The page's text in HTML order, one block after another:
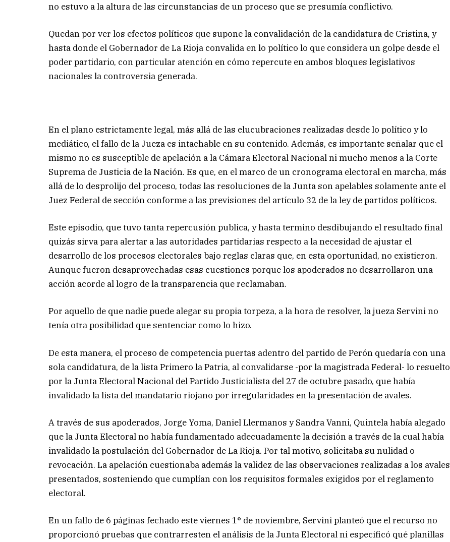
no estuvo a la altura de las circunstancias de un proceso que se presumía conflictivo.
Quedan por ver los efectos políticos que supone la convalidación de la candidatura de Cristina, y
hasta donde el Gobernador de La Rioja convalida en lo político lo que considera un golpe desde el
poder partidario, con particular atención en cómo repercute en ambos bloques legislativos
nacionales la controversia generada.
En el plano estrictamente legal, más allá de las elucubraciones realizadas desde lo político y lo
mediático, el fallo de la Jueza es intachable en su contenido. Además, es importante señalar que el
mismo no es susceptible de apelación a la Cámara Electoral Nacional ni mucho menos a la Corte
Suprema de Justicia de la Nación. Es que, en el marco de un cronograma electoral en marcha, más
allá de lo desprolijo del proceso, todas las resoluciones de la Junta son apelables solamente ante el
Juez Federal de sección conforme a las previsiones del artículo 32 de la ley de partidos políticos.
Este episodio, que tuvo tanta repercusión publica, y hasta termino desdibujando el resultado final
quizás sirva para alertar a las autoridades partidarias respecto a la necesidad de ajustar el
desarrollo de los procesos electorales bajo reglas claras que, en esta oportunidad, no existieron.
Aunque fueron desaprovechadas esas cuestiones porque los apoderados no desarrollaron una
acción acorde al logro de la transparencia que reclamaban.
Por aquello de que nadie puede alegar su propia torpeza, a la hora de resolver, la jueza Servini no
tenía otra posibilidad que sentenciar como lo hizo.
De esta manera, el proceso de competencia puertas adentro del partido de Perón quedaría con una
sola candidatura, de la lista Primero la Patria, al convalidarse -por la magistrada Federal- lo resuelto
por la Junta Electoral Nacional del Partido Justicialista del 27 de octubre pasado, que había
invalidado la lista del mandatario riojano por irregularidades en la presentación de avales.
A través de sus apoderados, Jorge Yoma, Daniel Llermanos y Sandra Vanni, Quintela había alegado
que la Junta Electoral no había fundamentado adecuadamente la decisión a través de la cual había
invalidado la postulación del Gobernador de La Rioja. Por tal motivo, solicitaba su nulidad o
revocación. La apelación cuestionaba además la validez de las observaciones realizadas a los avales
presentados, sosteniendo que cumplían con los requisitos formales exigidos por el reglamento
electoral.
En un fallo de 6 páginas fechado este viernes 1° de noviembre, Servini planteó que el recurso no
proporcionó pruebas que contrarresten el análisis de la Junta Electoral ni especificó qué planillas